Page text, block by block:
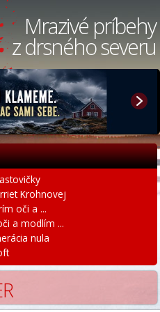
Mrazivé príbehy
z drsného severu
Krohnovej
oči a ...
a modlím ...
nula